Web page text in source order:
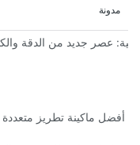
مدونة
عصر جديد من الدقة
أفضل ماكينة تطريز متعددة